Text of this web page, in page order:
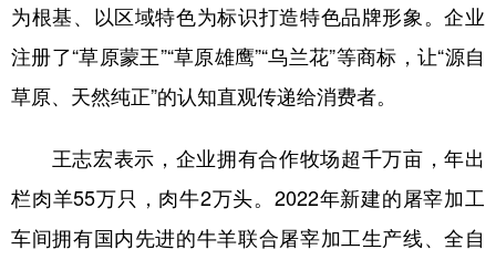
内蒙古 黑龙江
English Español Français عربى
Русский язык 한국어
为根基、以区域特色为标识打造特色品牌形象。企业
注册了“草原蒙王”“草原雄鹰”“乌兰花”等商标，让“源自
草原、天然纯正”的认知直观传递给消费者。
王志宏表示，企业拥有合作牧场超千万亩，年出
栏肉羊55万只，肉牛2万头。2022年新建的屠宰加工
车间拥有国内先进的牛羊联合屠宰加工生产线、全自